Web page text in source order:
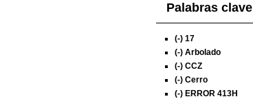
Palabras clave
(-) 17
(-) Arbolado
(-) CCZ
(-) Cerro
(-) ERROR 413H